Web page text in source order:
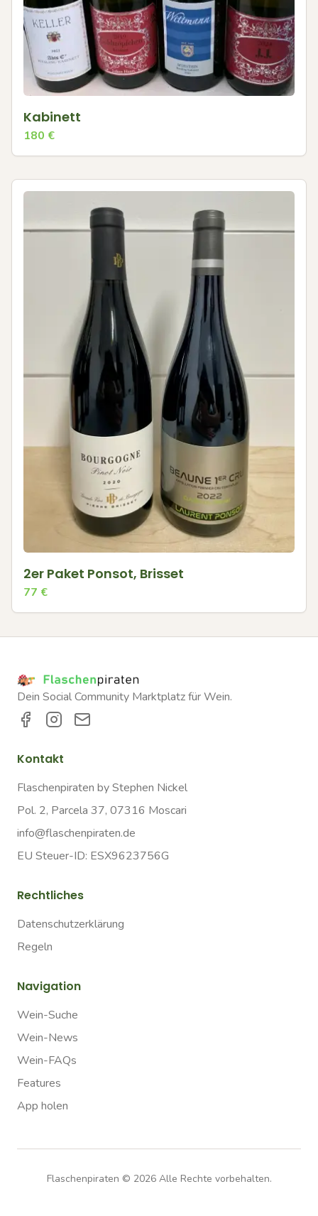
Kabinett
180 €
2er Paket Ponsot, Brisset
77 €
Dein Social Community Marktplatz für Wein.
Kontakt
Flaschenpiraten by Stephen Nickel
Pol. 2, Parcela 37, 07316 Moscari
info@flaschenpiraten.de
EU Steuer-ID: ESX9623756G
Rechtliches
Datenschutzerklärung
Regeln
Navigation
Wein-Suche
Wein-News
Wein-FAQs
Features
App holen
Flaschenpiraten © 2026Alle Rechte vorbehalten.